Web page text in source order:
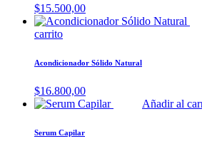
$15.500,00
carrito
Acondicionador Sólido Natural
$16.800,00
Añadir al
Serum Capilar